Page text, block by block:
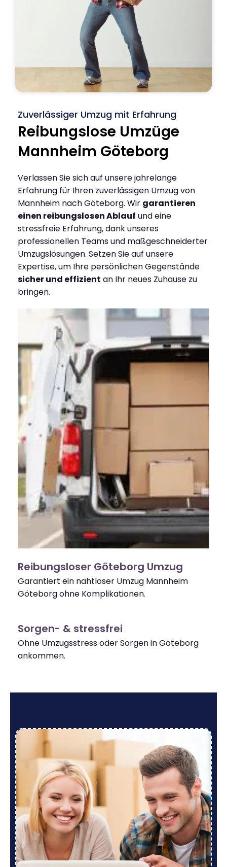
Zuverlässiger Umzug mit Erfahrung
Reibungslose Umzüge
Mannheim Göteborg
Verlassen Sie sich auf unsere jahrelange
Erfahrung für Ihren zuverlässigen Umzug von
Mannheim nach Göteborg. Wir garantieren
einen reibungslosen Ablauf und eine
stressfreie Erfahrung, dank unseres
professionellen Teams und maßgeschneiderter
Umzugslösungen. Setzen Sie auf unsere
Expertise, um Ihre persönlichen Gegenstände
sicher und effizient an Ihr neues Zuhause zu
bringen.
Reibungsloser Göteborg Umzug
Garantiert ein nahtloser Umzug Mannheim
Göteborg ohne Komplikationen.
Sorgen- & stressfrei
Ohne Umzugsstress oder Sorgen in Göteborg
ankommen.